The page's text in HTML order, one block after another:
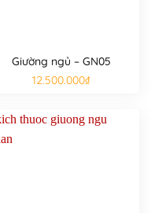
Giường ngủ – GN05
12.500.000₫